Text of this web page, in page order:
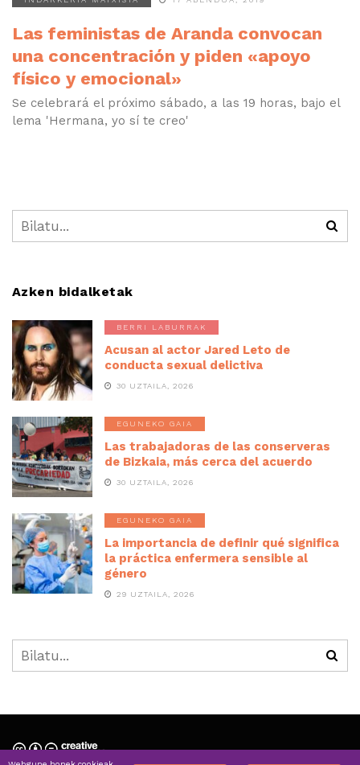
Las feministas de Aranda convocan
una concentración y piden «apoyo
físico y emocional»
Se celebrará el próximo sábado, a las 19 horas, bajo el
lema 'Hermana, yo sí te creo'
Azken bidalketak
BERRI LABURRAK
Acusan al actor Jared Leto de
conducta sexual delictiva
30 UZTAILA, 2026
EGUNEKO GAIA
Las trabajadoras de las conserveras
de Bizkaia, más cerca del acuerdo
30 UZTAILA, 2026
EGUNEKO GAIA
La importancia de definir qué significa
la práctica enfermera sensible al
género
29 UZTAILA, 2026